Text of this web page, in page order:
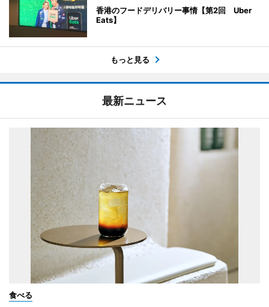
香港のフードデリバリー事情【第2回 Uber
Eats】
もっと見る
最新ニュース
食べる